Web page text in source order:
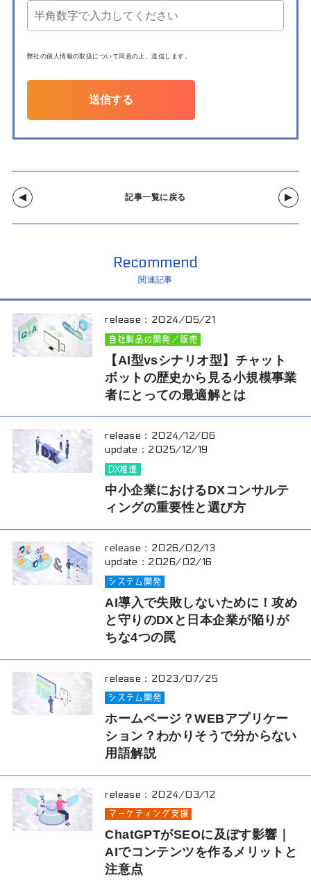
弊社の個人情報の取扱について 同意の上、送信します。
送信する
記事一覧に戻る
Recommend
関連記事
release： 2024/05/21
自社製品の開発／販売
【AI型vsシナリオ型】チャット
ボットの歴史から見る小規模事業
者にとっての最適解とは
release： 2024/12/06
update： 2025/12/19
DX推進
中小企業におけるDXコンサルテ
ィングの重要性と選び方
release： 2026/02/13
update： 2026/02/16
システム開発
AI導入で失敗しないために！攻め
と守りのDXと日本企業が陥りが
ちな4つの罠
release： 2023/07/25
システム開発
ホームページ？WEBアプリケー
ション？わかりそうで分からない
用語解説
release： 2024/03/12
マーケティング支援
ChatGPTがSEOに及ぼす影響｜
AIでコンテンツを作るメリットと
注意点